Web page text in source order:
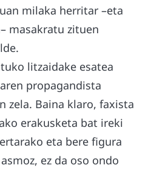
milaka herritar –eta
masakratu zituen
litzaidake esatea
propagandista
zela. Baina klaro, faxista
erakusketa bat ireki
eta bere figura
ez da oso ondo